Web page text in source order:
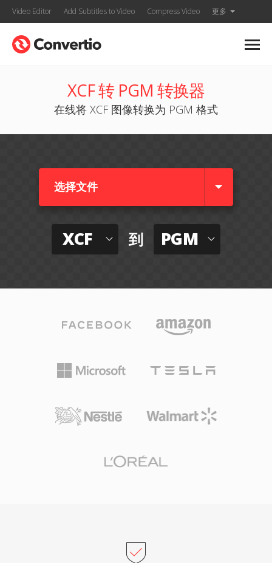
Video Editor Add Subtitles to Video Compress Video 更多
XCF 转 PGM 转换器
在线将 XCF 图像转换为 PGM 格式
选择文件
XCF 到 PGM